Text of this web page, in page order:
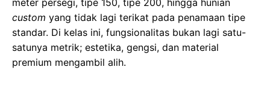
meter persegi, tipe 150, tipe 200, hingga hunian
custom yang tidak lagi terikat pada penamaan tipe
standar. Di kelas ini, fungsionalitas bukan lagi satu-
satunya metrik; estetika, gengsi, dan material
premium mengambil alih.